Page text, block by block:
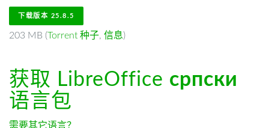
下载版本 25.8.5
203 MB (Torrent 种子, 信息)
获取 LibreOffice српски
语言包
需要其它语言？